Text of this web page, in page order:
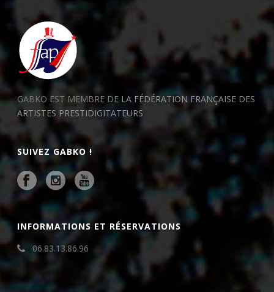
GABKO EST MEMBRE DE LA FÉDÉRATION FRANÇAISE DES
ARTISTES PRESTIDIGITATEURS
SUIVEZ GABKO !
INFORMATIONS ET RÉSERVATIONS
06.83.13.86.96